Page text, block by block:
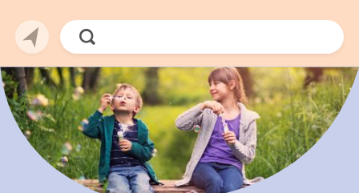
Chercher